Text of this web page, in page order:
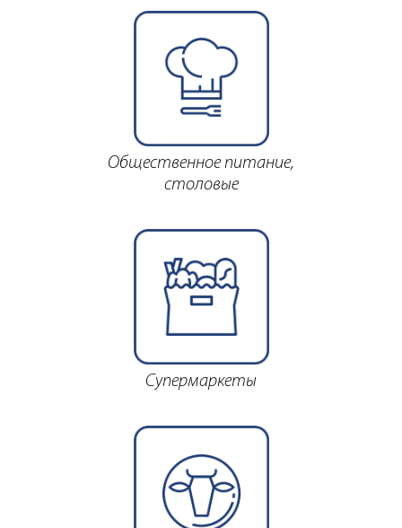
Общественное питание,
столовые
Супермаркеты